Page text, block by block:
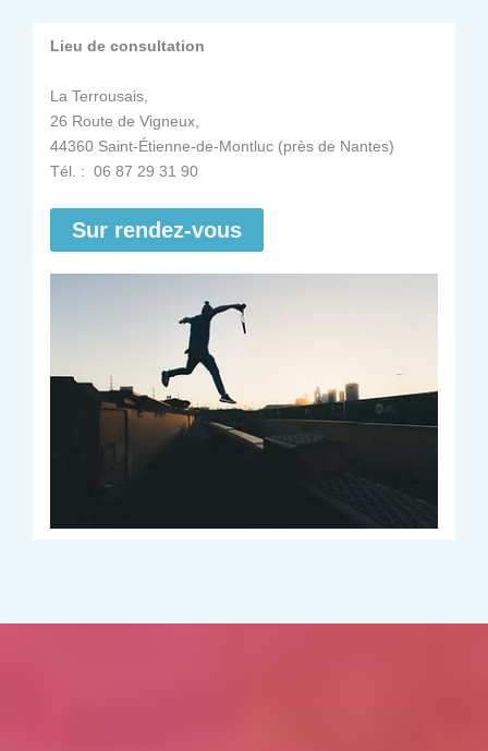
Lieu de consultation
La Terrousais,
26 Route de Vigneux,
44360 Saint-Étienne-de-Montluc (près de Nantes)
Tél. : 06 87 29 31 90
Sur rendez-vous